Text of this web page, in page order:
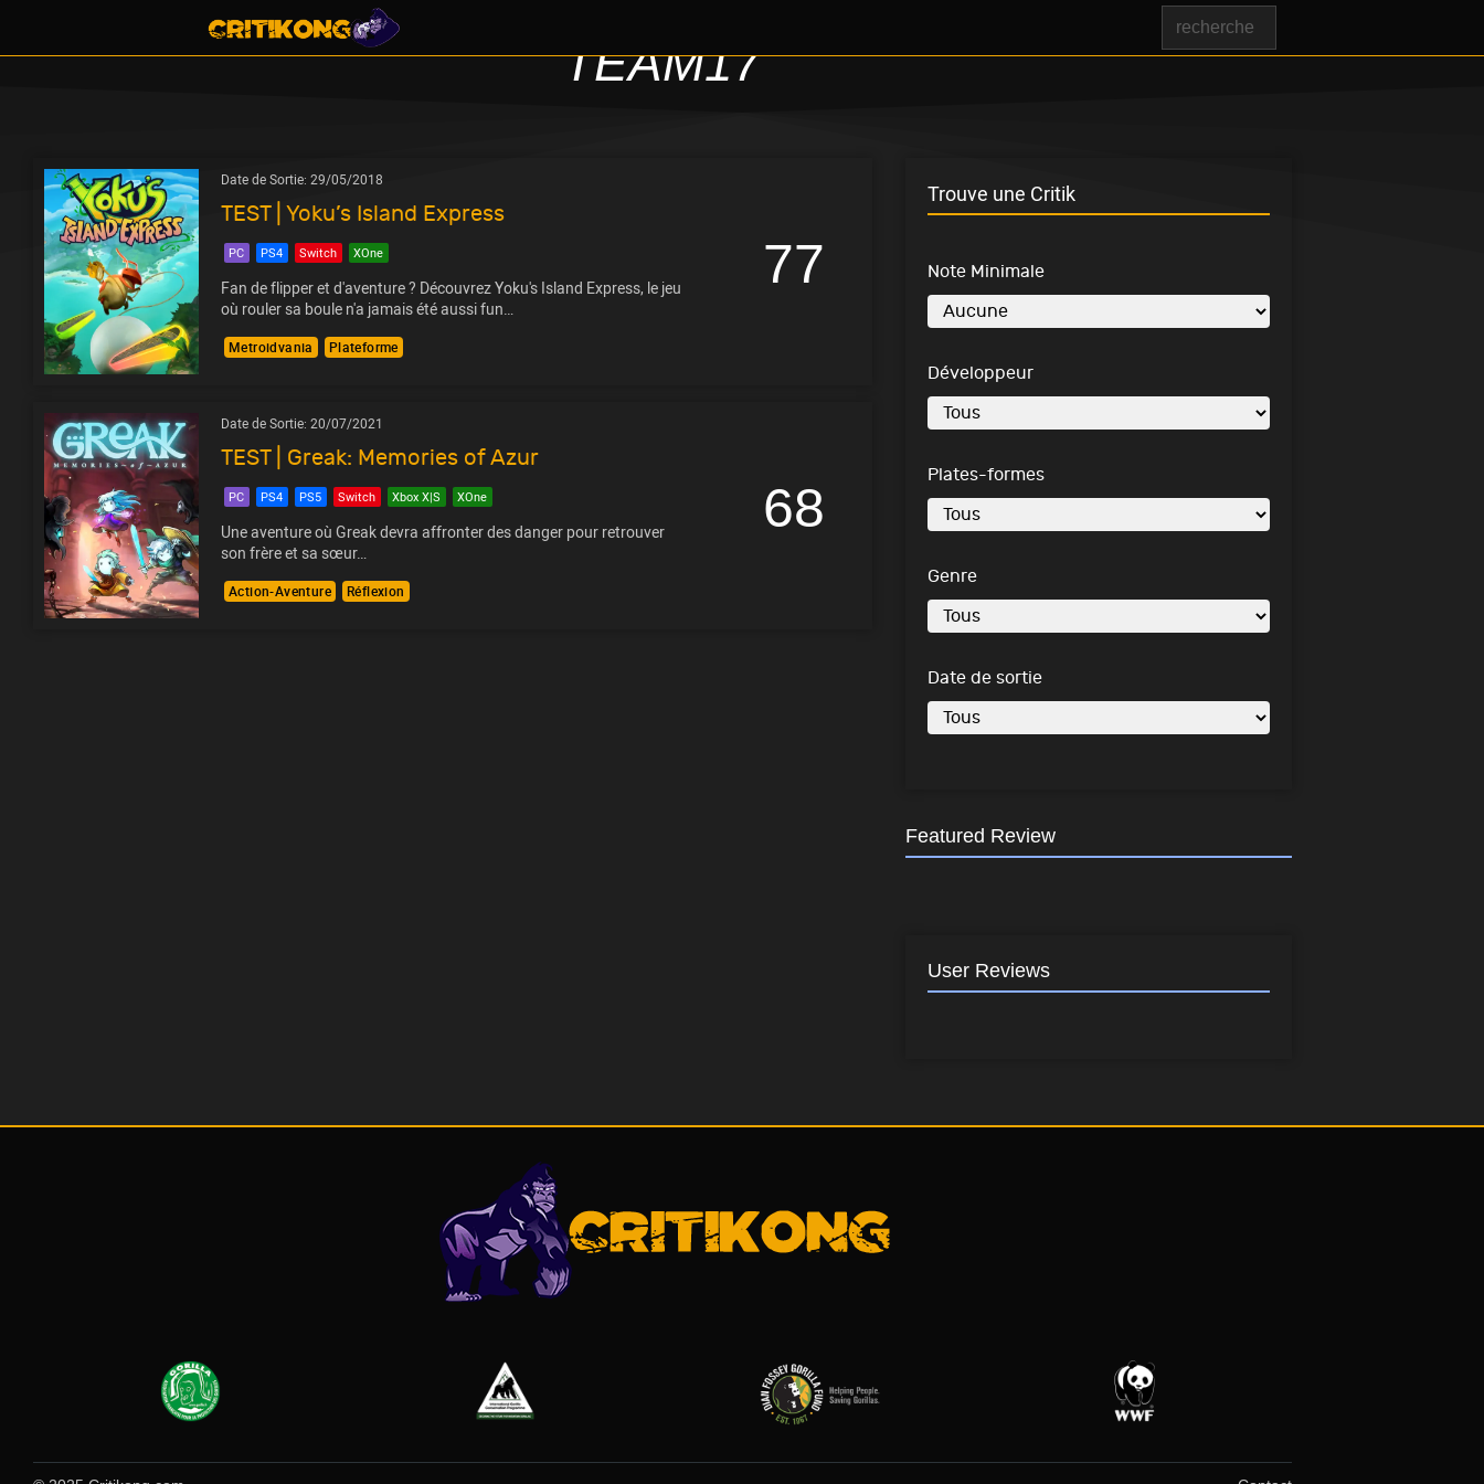
TEAM17
Date de Sortie: 29/05/2018
TEST | Yoku’s Island Express
PC PS4 Switch XOne
Fan de flipper et d'aventure ? Découvrez Yoku's Island Express, le jeu
où rouler sa boule n'a jamais été aussi fun…
Metroidvania Plateforme
77
Date de Sortie: 20/07/2021
TEST | Greak: Memories of Azur
PC PS4 PS5 Switch Xbox X|S XOne
Une aventure où Greak devra affronter des danger pour retrouver
son frère et sa sœur…
Action-Aventure Réflexion
68
Trouve une Critik
Note Minimale
Développeur
Plates-formes
Genre
Date de sortie
Featured Review
User Reviews